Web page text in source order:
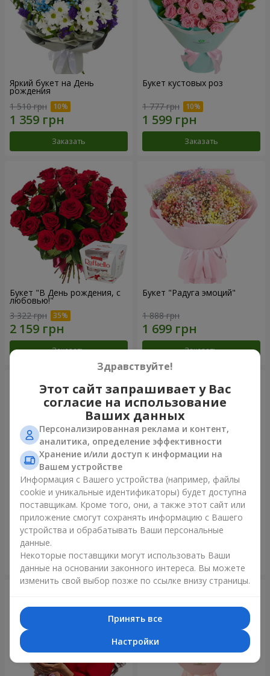
Яркий букет на День
рождения
1 510 грн
Заказать
Букет кустовых роз
1 777 грн
Заказать
Букет "В День рождения, с
любовью!"
3 322 грн
Заказать
Букет "Радуга эмоций"
1 888 грн
Заказать
Цветы в коробке "Счастья
не избежать"
1 599 грн
Заказать
Букет в упаковке "21
красная роза!"
2 499 грн
Заказать
Здравствуйте!
Этот сайт запрашивает у Вас
согласие на использование
Ваших данных
Персонализированная реклама и контент,
аналитика, определение эффективности
Хранение и/или доступ к информации на
Вашем устройстве
Информация с Вашего устройства (например, файлы
cookie и уникальные идентификаторы) будет доступна
поставщикам. Кроме того, они, а также этот сайт или
приложение смогут сохранять информацию с Вашего
устройства и обрабатывать Ваши персональные
данные.
Некоторые поставщики могут использовать Ваши
данные на основании законного интереса. Вы можете
изменить свой выбор позже по ссылке внизу страницы.
Принять все
Настройки